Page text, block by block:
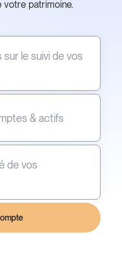
votre patrimoine.
le suivi de vos
& actifs
de vos